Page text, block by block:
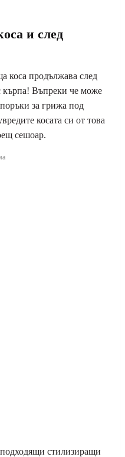
и след
коса продължава след
кърпа! Въпреки че може
за грижа под
косата си от това
сешоар.
стилизиращи